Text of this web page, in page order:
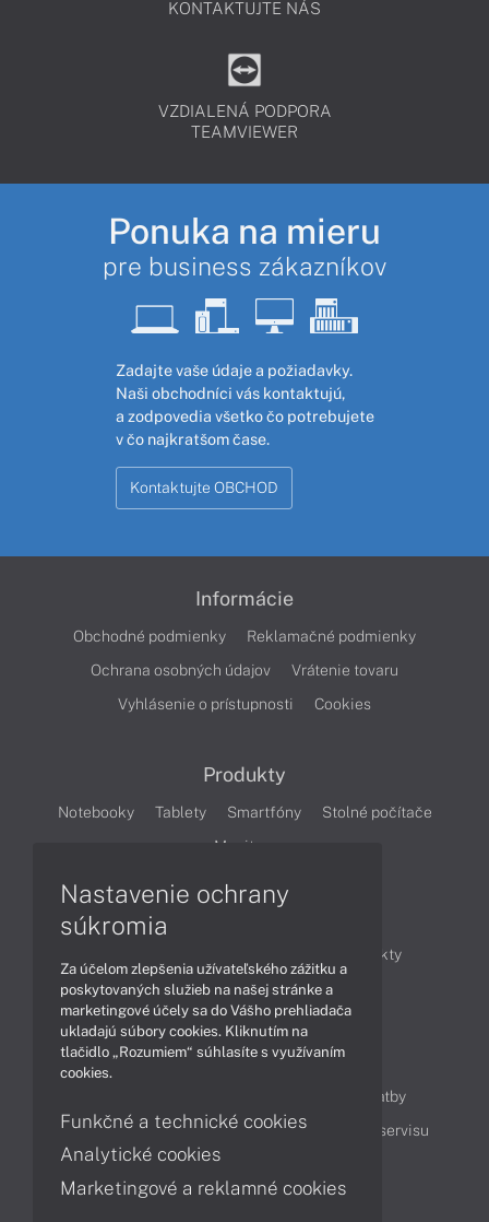
KONTAKTUJTE NÁS
VZDIALENÁ PODPORA
TEAMVIEWER
Ponuka na mieru
pre business zákazníkov
Zadajte vaše údaje a požiadavky.
Naši obchodníci vás kontaktujú,
a zodpovedia všetko čo potrebujete
v čo najkratšom čase.
Kontaktujte OBCHOD
Informácie
Obchodné podmienky
Reklamačné podmienky
Ochrana osobných údajov
Vrátenie tovaru
Vyhlásenie o prístupnosti
Cookies
Produkty
Notebooky Tablety Smartfóny
Stolné počítače
Monitory
Produkty
Technológie
Videá
Obsah
Možnosti doručenia a platby
Podpora a servis
Servisné služby Cenník servisu
Kontakty
Nastavenie ochrany
súkromia
Za účelom zlepšenia užívateľského zážitku a
poskytovaných služieb na našej stránke a
marketingové účely sa do Vášho prehliadača
ukladajú súbory cookies. Kliknutím na
tlačidlo „Rozumiem“ súhlasíte s využívaním
cookies.
Funkčné a technické cookies
Analytické cookies
Marketingové a reklamné cookies